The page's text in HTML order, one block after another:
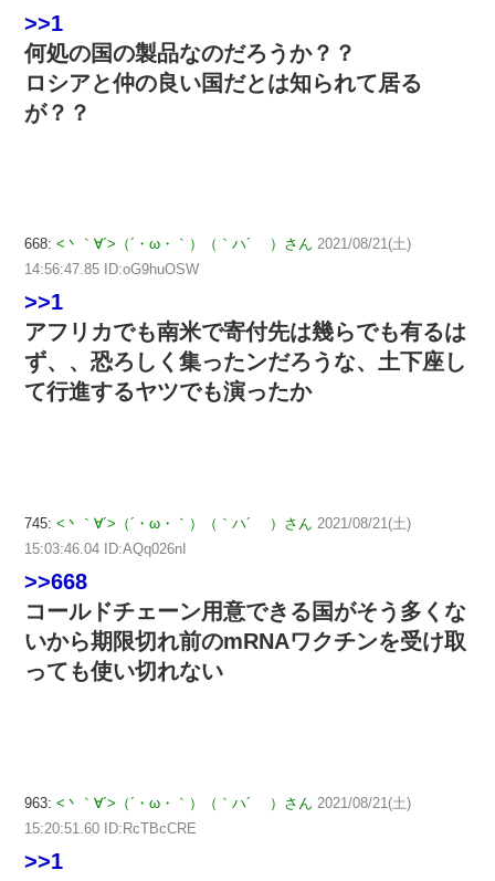
>>1
何処の国の製品なのだろうか？？
ロシアと仲の良い国だとは知られて居る
が？？
668: <丶｀∀´>（´・ω・｀）（｀ハ´ ）さん 2021/08/21(土)
14:56:47.85 ID:oG9huOSW
>>1
アフリカでも南米で寄付先は幾らでも有るは
ず、、恐ろしく集ったンだろうな、土下座し
て行進するヤツでも演ったか
745: <丶｀∀´>（´・ω・｀）（｀ハ´ ）さん 2021/08/21(土)
15:03:46.04 ID:AQq026nI
>>668
コールドチェーン用意できる国がそう多くな
いから期限切れ前のmRNAワクチンを受け取
っても使い切れない
963: <丶｀∀´>（´・ω・｀）（｀ハ´ ）さん 2021/08/21(土)
15:20:51.60 ID:RcTBcCRE
>>1